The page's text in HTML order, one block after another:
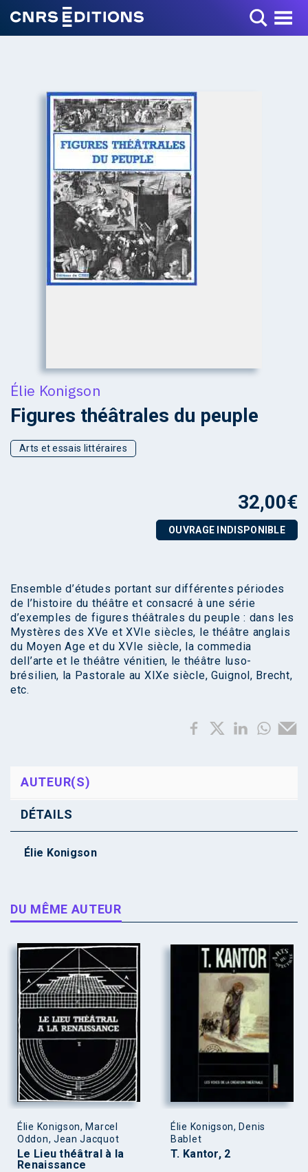
Toggle Menu
+
Élie Konigson
Figures théâtrales du peuple
Arts et essais littéraires
32,00€
OUVRAGE INDISPONIBLE
Ensemble d’études portant sur différentes périodes
de l’histoire du théâtre et consacré à une série
d’exemples de figures théâtrales du peuple : dans les
Mystères des XVe et XVIe siècles, le théâtre anglais
du Moyen Age et du XVIe siècle, la commedia
dell’arte et le théâtre vénitien, le théâtre luso-
brésilien, la Pastorale au XIXe siècle, Guignol, Brecht,
etc.
AUTEUR(S)
DÉTAILS
Élie Konigson
DU MÊME AUTEUR
Élie Konigson, Marcel
Oddon, Jean Jacquot
Le Lieu théâtral à la
Renaissance
Élie Konigson, Denis
Bablet
T. Kantor, 2